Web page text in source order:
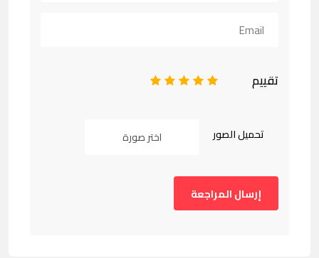
تقييم 5
4
3
2
تحميل الصور اختر صورة